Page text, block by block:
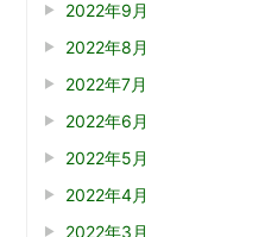
2022年9月
2022年8月
2022年7月
2022年6月
2022年5月
2022年4月
2022年3月